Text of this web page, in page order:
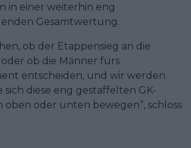
in einer weiterhin eng
Gesamtwertung.
ob der Etappensieg an die
ob die Männer fürs
entscheiden, und wir werden
sich diese eng gestaffelten GK-
oben oder unten bewegen“, schloss